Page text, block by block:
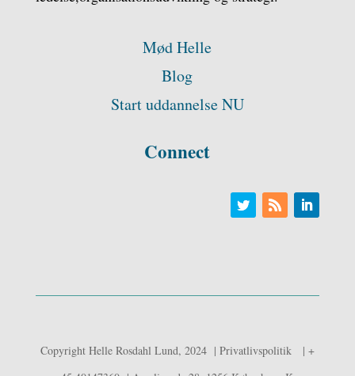
Mød Helle
Blog
Start uddannelse NU
Connect
Copyright Helle Rosdahl Lund, 2024 | Privatlivspolitik | +